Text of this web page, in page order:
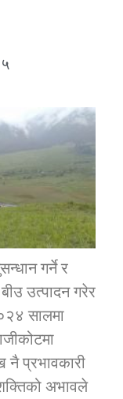
सन्देश
सन्देश
सुचना
सुचना
गर्ने र
उत्पादन गरेर
सालमा
नै प्रभावकारी
अभावले